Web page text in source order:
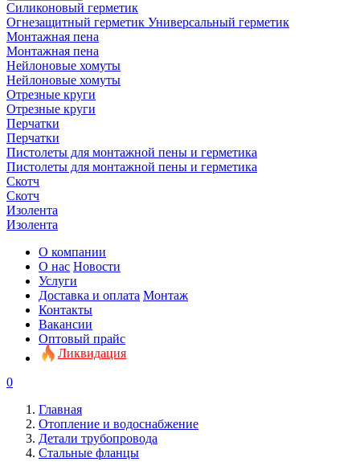
Силиконовый герметик
Огнезащитный герметик Универсальный герметик
Монтажная пена
Монтажная пена
Нейлоновые хомуты
Нейлоновые хомуты
Отрезные круги
Отрезные круги
Перчатки
Перчатки
Пистолеты для монтажной пены и герметика
Пистолеты для монтажной пены и герметика
Скотч
Скотч
Изолента
Изолента
О компании
О нас Новости
Услуги
Доставка и оплата Монтаж
Контакты
Вакансии
Оптовый прайс
Ликвидация
0
Главная
Отопление и водоснабжение
Детали трубопровода
Стальные фланцы